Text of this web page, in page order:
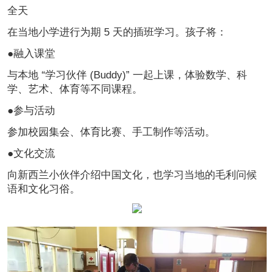
全天
在当地小学进行为期 5 天的插班学习。孩子将：
●融入课堂
与本地 “学习伙伴 (Buddy)” 一起上课，体验数学、科
学、艺术、体育等不同课程。
●参与活动
参加校园集会、体育比赛、手工制作等活动。
●文化交流
向新西兰小伙伴介绍中国文化，也学习当地的毛利问候
语和文化习俗。